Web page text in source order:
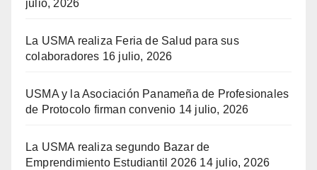
julio, 2026
La USMA realiza Feria de Salud para sus
colaboradores 16 julio, 2026
USMA y la Asociación Panameña de Profesionales
de Protocolo firman convenio 14 julio, 2026
La USMA realiza segundo Bazar de
Emprendimiento Estudiantil 2026 14 julio, 2026